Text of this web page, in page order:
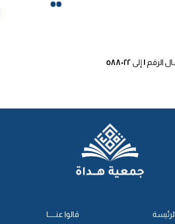
الرقم ١ إلى ٥٨٨٠٢٢
الرئيسة قالوا عنـــــا